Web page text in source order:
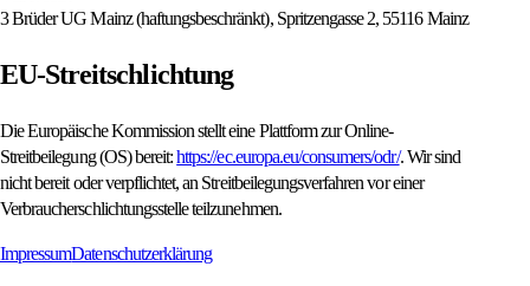
3 Brüder UG Mainz (haftungsbeschränkt), Spritzengasse 2, 55116 Mainz
EU-Streitschlichtung
Die Europäische Kommission stellt eine Plattform zur Online-
Streitbeilegung (OS) bereit:https://ec.europa.eu/consumers/odr/. Wir sind
nicht bereit oder verpflichtet, an Streitbeilegungsverfahren vor einer
Verbraucherschlichtungsstelle teilzunehmen.
ImpressumDatenschutzerklärung